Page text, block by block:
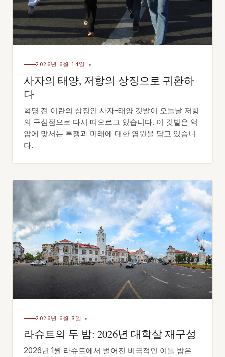
2026년 6월 14일
사자의 태양, 저항의 상징으로 귀환하
다
혁명 전 이란의 상징인 사자-태양 깃발이 오늘날 저항
의 구심점으로 다시 떠오르고 있습니다. 이 깃발은 억
압에 맞서는 투쟁과 미래에 대한 염원을 담고 있습니
다.
2026년 6월 8일
라슈트의 두 밤: 2026년 대학살 재구성
2026년 1월 라슈트에서 벌어진 비극적인 이틀 밤은